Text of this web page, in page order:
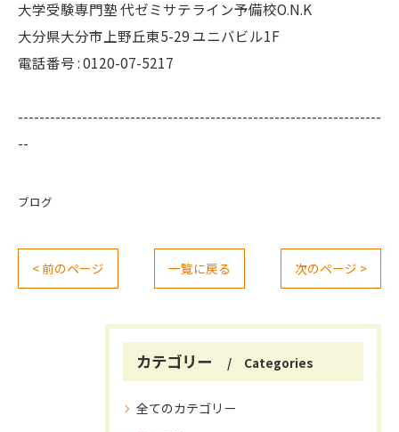
大学受験専門塾 代ゼミサテライン予備校O.N.K
大分県大分市上野丘東5-29 ユニバビル1F
電話番号 : 0120-07-5217
--------------------------------------------------------------------
--
ブログ
< 前のページ 一覧に戻る 次のページ >
カテゴリー Categories
全てのカテゴリー